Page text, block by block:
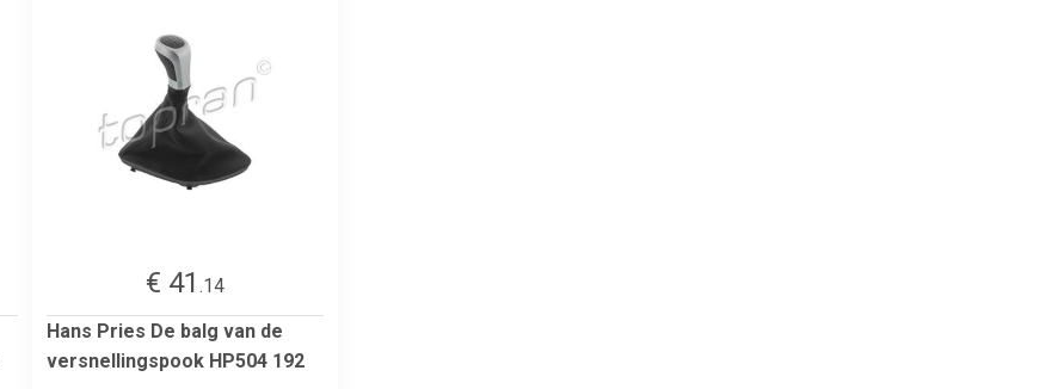
€ 41 .14
Hans Pries De balg van de
versnellingspook HP504 192